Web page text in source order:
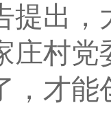
提出，
庄村
，才